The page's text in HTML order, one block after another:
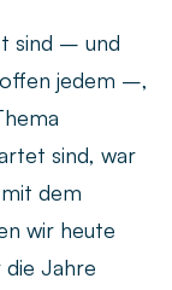
sind – und
jedem –,
sind, war
dem
wir heute
die Jahre